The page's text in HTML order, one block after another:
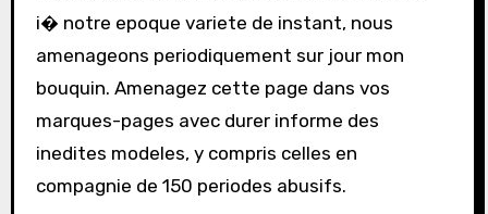
i� notre epoque variete de instant, nous
amenageons periodiquement sur jour mon
bouquin. Amenagez cette page dans vos
marques-pages avec durer informe des
inedites modeles, y compris celles en
compagnie de 150 periodes abusifs.